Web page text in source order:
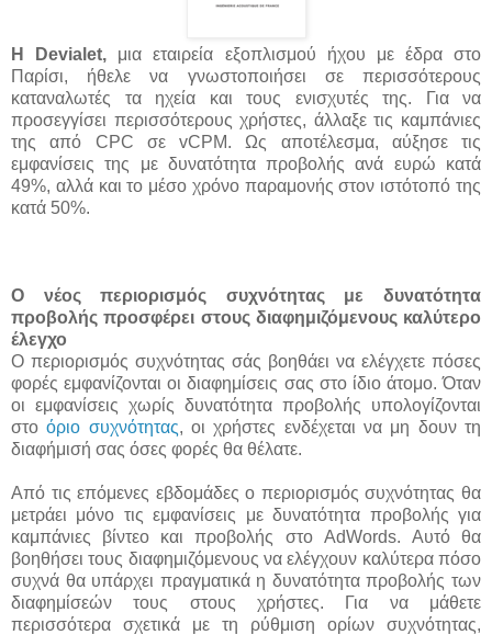
Η Devialet, μια εταιρεία εξοπλισμού ήχου με έδρα στο
Παρίσι, ήθελε να γνωστοποιήσει σε περισσότερους
καταναλωτές τα ηχεία και τους ενισχυτές της. Για να
προσεγγίσει περισσότερους χρήστες, άλλαξε τις καμπάνιες
της από CPC σε vCPM. Ως αποτέλεσμα, αύξησε τις
εμφανίσεις της με δυνατότητα προβολής ανά ευρώ κατά
49%, αλλά και το μέσο χρόνο παραμονής στον ιστότοπό της
κατά 50%.
Ο νέος περιορισμός συχνότητας με δυνατότητα
προβολής προσφέρει στους διαφημιζόμενους καλύτερο
έλεγχο
Ο περιορισμός συχνότητας σάς βοηθάει να ελέγχετε πόσες
φορές εμφανίζονται οι διαφημίσεις σας στο ίδιο άτομο. Όταν
οι εμφανίσεις χωρίς δυνατότητα προβολής υπολογίζονται
στο όριο συχνότητας, οι χρήστες ενδέχεται να μη δουν τη
διαφήμισή σας όσες φορές θα θέλατε.
Από τις επόμενες εβδομάδες ο περιορισμός συχνότητας θα
μετράει μόνο τις εμφανίσεις με δυνατότητα προβολής για
καμπάνιες βίντεο και προβολής στο AdWords. Αυτό θα
βοηθήσει τους διαφημιζόμενους να ελέγχουν καλύτερα πόσο
συχνά θα υπάρχει πραγματικά η δυνατότητα προβολής των
διαφημίσεών τους στους χρήστες. Για να μάθετε
περισσότερα σχετικά με τη ρύθμιση ορίων συχνότητας,